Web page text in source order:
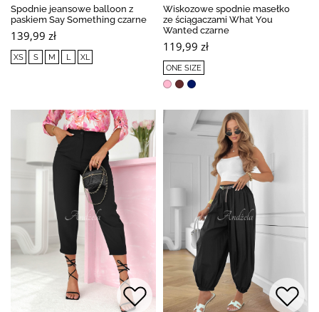
Spodnie jeansowe balloon z
paskiem Say Something czarne
139,99 zł
XS S M L XL
Wiskozowe spodnie masełko
ze ściągaczami What You
Wanted czarne
119,99 zł
ONE SIZE